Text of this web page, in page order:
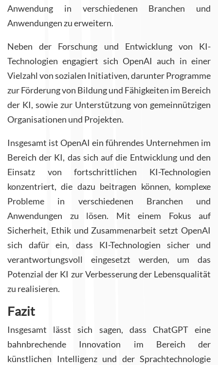
Anwendung in verschiedenen Branchen und
Anwendungen zu erweitern.
Neben der Forschung und Entwicklung von KI-
Technologien engagiert sich OpenAI auch in einer
Vielzahl von sozialen Initiativen, darunter Programme
zur Förderung von Bildung und Fähigkeiten im Bereich
der KI, sowie zur Unterstützung von gemeinnützigen
Organisationen und Projekten.
Insgesamt ist OpenAI ein führendes Unternehmen im
Bereich der KI, das sich auf die Entwicklung und den
Einsatz von fortschrittlichen KI-Technologien
konzentriert, die dazu beitragen können, komplexe
Probleme in verschiedenen Branchen und
Anwendungen zu lösen. Mit einem Fokus auf
Sicherheit, Ethik und Zusammenarbeit setzt OpenAI
sich dafür ein, dass KI-Technologien sicher und
verantwortungsvoll eingesetzt werden, um das
Potenzial der KI zur Verbesserung der Lebensqualität
zu realisieren.
Fazit
Insgesamt lässt sich sagen, dass ChatGPT eine
bahnbrechende Innovation im Bereich der
künstlichen Intelligenz und der Sprachtechnologie